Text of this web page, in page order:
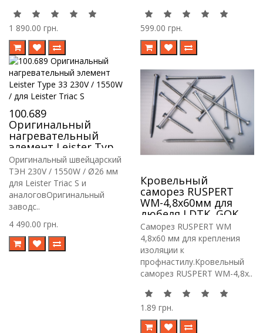
1 890.00 грн.
599.00 грн.
100.689
Оригинальный
нагревательный
элемент Leister Type
33 230V / 1550W / для
Leister Triac S
Оригинальный швейцарский
ТЭН 230V / 1550W / Ø26 мм
для Leister Triac S и
аналоговОригинальный
заводс..
4 490.00 грн.
Кровельный
саморез RUSPERT
WM-4,8х60мм для
дюбеля LDTK, GOK,
RIF
Саморез RUSPERT WM
4,8х60 мм для крепления
изоляции к
профнастилу.Кровельный
саморез RUSPERT WM-4,8х..
1.89 грн.